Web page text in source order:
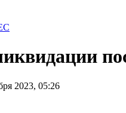
2023, 05:26